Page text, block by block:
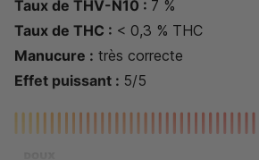
Taux de THV-N10 : 7 %
Taux de THC : < 0,3 % THC
Manucure : très correcte
Effet puissant : 5/5